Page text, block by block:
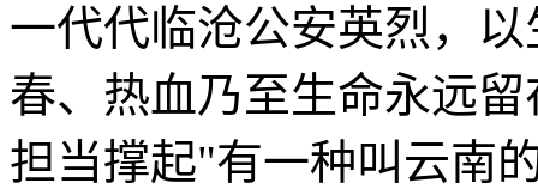
一代代临沧公安英烈，
春、热血乃至生命永远
担当撑起"有一种叫云南